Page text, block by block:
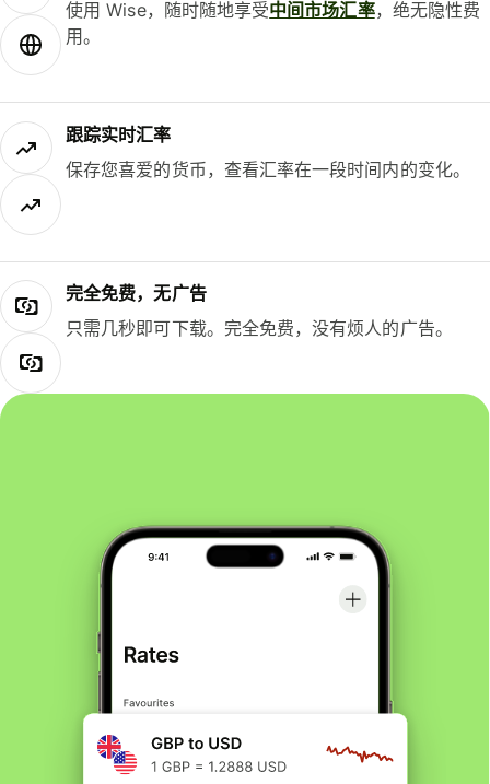
使用 Wise，随时随地享受中间市场汇率，绝无隐性费
用。
跟踪实时汇率
保存您喜爱的货币，查看汇率在一段时间内的变化。
完全免费，无广告
只需几秒即可下载。完全免费，没有烦人的广告。